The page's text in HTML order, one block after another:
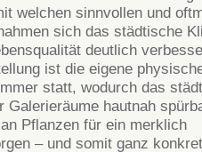
welchen sinnvollen und
sich das städtische
deutlich
ist die eigene
statt, wodurch das
Galerieräume hautnah
Pflanzen für ein merklich
– und somit ganz